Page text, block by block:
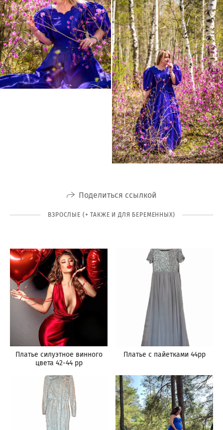
Поделиться ссылкой
ВЗРОСЛЫЕ (+ ТАКЖЕ И ДЛЯ БЕРЕМЕННЫХ)
Платье силуэтное винного
цвета 42-44 рр
Платье с пайетками 44рр